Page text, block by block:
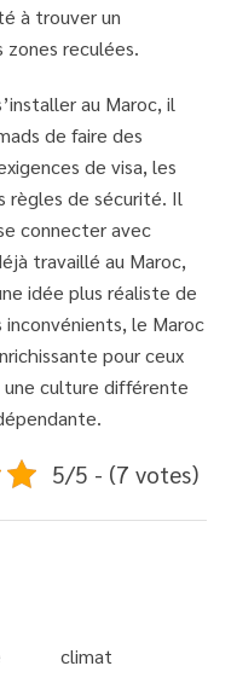
à trouver un
reculées.
au Maroc, il
de faire des
de visa, les
règles de sécurité. Il
connecter avec
travaillé au Maroc,
idée plus réaliste de
le Maroc
pour ceux
une culture différente
5/5 - (7 votes)
climat